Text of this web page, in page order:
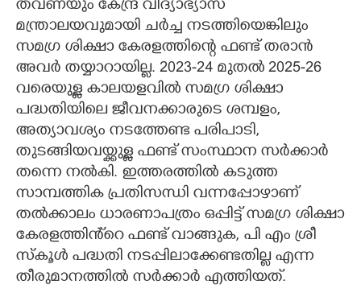
തവണയും കേന്ദ്ര വിദ്യാഭ്യാസ
മന്ത്രാലയവുമായി ചർച്ച നടത്തിയെങ്കിലും
സമഗ്ര ശിക്ഷാ കേരളത്തിന്റെ ഫണ്ട് തരാൻ
അവർ തയ്യാറായില്ല. 2023-24 മുതൽ 2025-26
വരെയുള്ള കാലയളവിൽ സമഗ്ര ശിക്ഷാ
പദ്ധതിയിലെ ജീവനക്കാരുടെ ശമ്പളം,
അത്യാവശ്യം നടത്തേണ്ട പരിപാടി,
തുടങ്ങിയവയ്ക്കുള്ള ഫണ്ട് സംസ്ഥാന സർക്കാർ
തന്നെ നൽകി. ഇത്തരത്തിൽ കടുത്ത
സാമ്പത്തിക പ്രതിസന്ധി വന്നപ്പോഴാണ്
തൽക്കാലം ധാരണാപത്രം ഒപ്പിട്ട് സമഗ്ര ശിക്ഷാ
കേരളത്തിൻ്റെ ഫണ്ട് വാങ്ങുക, പി എം ശ്രീ
സ്കൂൾ പദ്ധതി നടപ്പിലാക്കേണ്ടതില്ല എന്ന
തീരുമാനത്തിൽ സർക്കാർ എത്തിയത്.